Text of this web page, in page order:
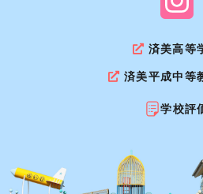
済美高等
済美平成中等
学校評